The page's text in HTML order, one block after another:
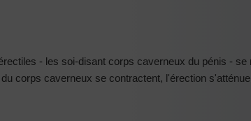
- les soi-disant corps caverneux du pénis - se
corps caverneux se contractent, l'érection